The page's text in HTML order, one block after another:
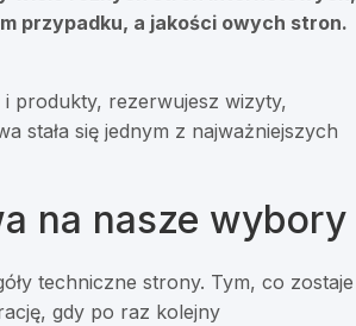
przypadku, a jakości owych stron.
i produkty, rezerwujesz wizyty,
stała się jednym z najważniejszych
na nasze wybory
techniczne strony. Tym, co zostaje
gdy po raz kolejny